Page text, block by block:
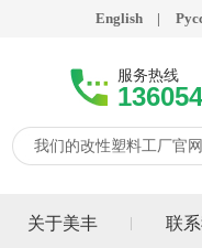
English |
服务热线
我们的改性塑料工厂官网
关于美丰 联